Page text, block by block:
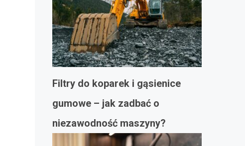
Filtry do koparek i gąsienice
gumowe – jak zadbać o
niezawodność maszyny?